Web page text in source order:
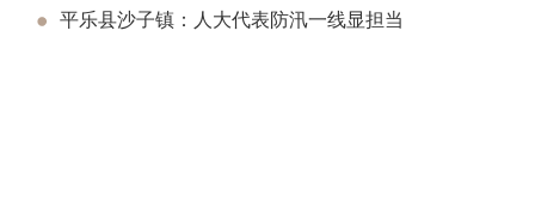
平乐县沙子镇：人大代表防汛一线显担当